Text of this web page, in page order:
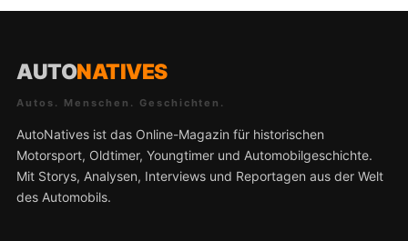
AUTONATIVES
Autos. Menschen. Geschichten.
AutoNatives ist das Online-Magazin für historischen
Motorsport, Oldtimer, Youngtimer und Automobilgeschichte.
Mit Storys, Analysen, Interviews und Reportagen aus der Welt
des Automobils.